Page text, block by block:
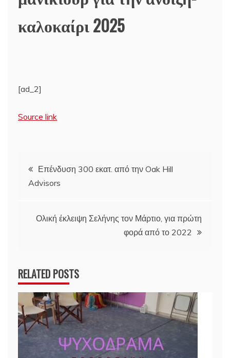
καλοκαίρι 2025
[ad_2]
Source link
Πλοήγηση
άρθρων
Επένδυση 300 εκατ. από την Oak Hill
Advisors
Ολική έκλειψη Σελήνης τον Μάρτιο, για πρώτη
φορά από το 2022
RELATED POSTS